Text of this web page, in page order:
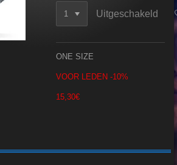
Uitgeschakeld
ONE SIZE
VOOR LEDEN -10%
15,30€